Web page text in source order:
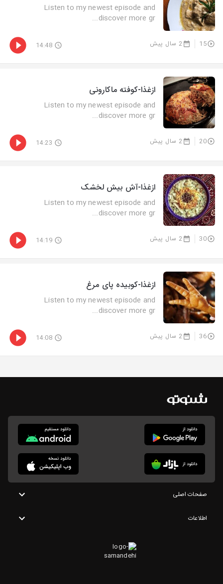
Listen to my newest episode and
discover more gr...
15 2 سال پیش 14:48
ازغذا-کوفته ماکارونی
Listen to my newest episode and
discover more gr...
20 2 سال پیش 14:23
ازغذا-آش بیش لخشک
Listen to my newest episode and
discover more gr...
30 2 سال پیش 14:19
ازغذا-کوبیده پای مرغ
Listen to my newest episode and
discover more gr...
36 2 سال پیش 14:08
صفحات اصلی
اطلاعات